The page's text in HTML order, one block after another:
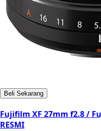
Beli Sekarang
Fujifilm XF 27mm f2.8 /
RESMI